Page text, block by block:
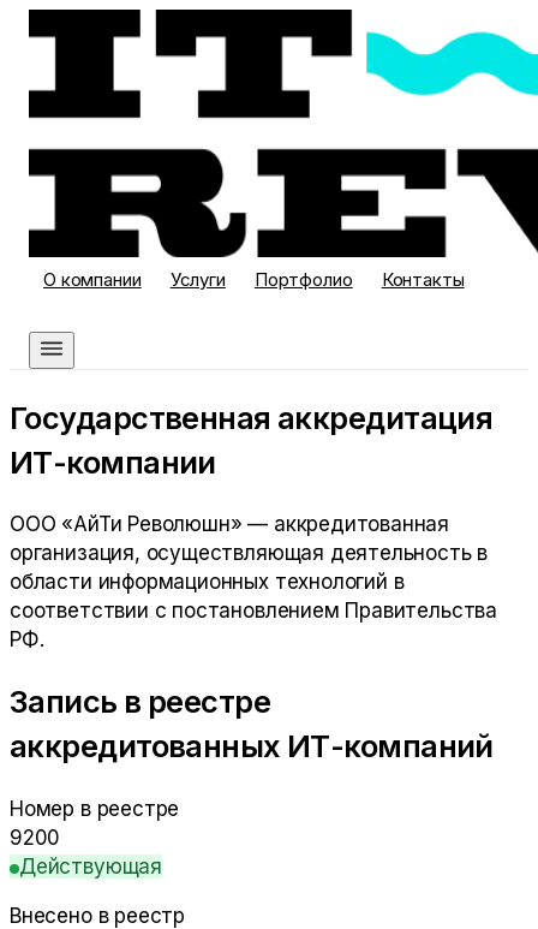
О компании Услуги Портфолио Контакты
Государственная аккредитация
ИТ-компании
ООО «АйТи Революшн» — аккредитованная
организация, осуществляющая деятельность в
области информационных технологий в
соответствии с постановлением Правительства
РФ.
Запись в реестре
аккредитованных ИТ-компаний
Номер в реестре
9200
Действующая
Внесено в реестр